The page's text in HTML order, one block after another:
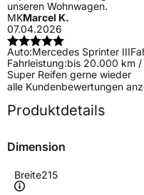
unseren Wohnwagen.
MKMarcel K.
07.04.2026
Auto:Mercedes Sprinter III
Fahrleistung:bis 20.000 km /
Super Reifen gerne wieder
alle Kundenbewertungen
Produktdetails
Dimension
Breite215